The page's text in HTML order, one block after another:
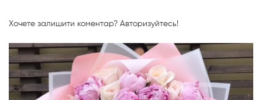
Хочете залишити коментар? Авторизуйтесь!